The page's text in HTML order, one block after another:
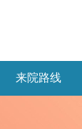
来院路线